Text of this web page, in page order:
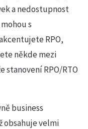
a nedostupnost
s
RPO,
někde mezi
stanovení RPO/RTO
business
obsahuje velmi